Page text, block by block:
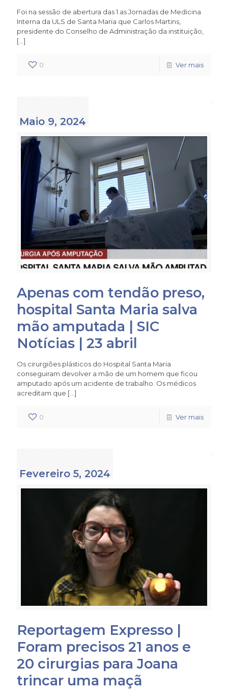
Foi na sessão de abertura das 1.as Jornadas de Medicina
Interna da ULS de Santa Maria que Carlos Martins,
presidente do Conselho de Administração da instituição,
[…]
0 Ver mais
Maio 9, 2024
Apenas com tendão preso,
hospital Santa Maria salva
mão amputada | SIC
Notícias | 23 abril
Os cirurgiões plásticos do Hospital Santa Maria
conseguiram devolver a mão de um homem que ficou
amputado após um acidente de trabalho. Os médicos
acreditam que […]
0 Ver mais
Fevereiro 5, 2024
Reportagem Expresso |
Foram precisos 21 anos e
20 cirurgias para Joana
trincar uma maçã